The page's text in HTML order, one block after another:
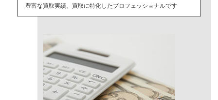
豊富な買取実績。買取に特化したプロフェッショナルです